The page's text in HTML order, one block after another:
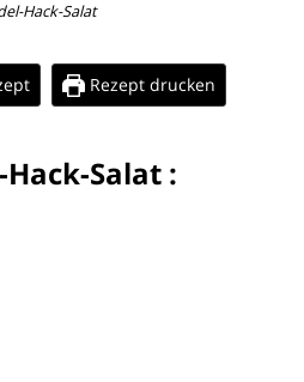
Hack-Salat
Rezept drucken
Salat :